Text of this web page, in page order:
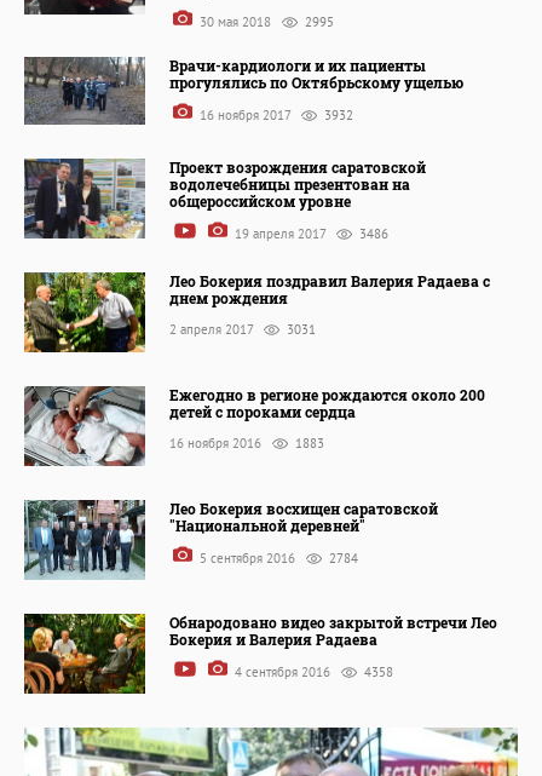
30 мая 2018 2995
Врачи-кардиологи и их пациенты
прогулялись по Октябрьскому ущелью
16 ноября 2017 3932
Проект возрождения саратовской
водолечебницы презентован на
общероссийском уровне
19 апреля 2017 3486
Лео Бокерия поздравил Валерия Радаева с
днем рождения
2 апреля 2017 3031
Ежегодно в регионе рождаются около 200
детей с пороками сердца
16 ноября 2016 1883
Лео Бокерия восхищен саратовской
"Национальной деревней"
5 сентября 2016 2784
Обнародовано видео закрытой встречи Лео
Бокерия и Валерия Радаева
4 сентября 2016 4358